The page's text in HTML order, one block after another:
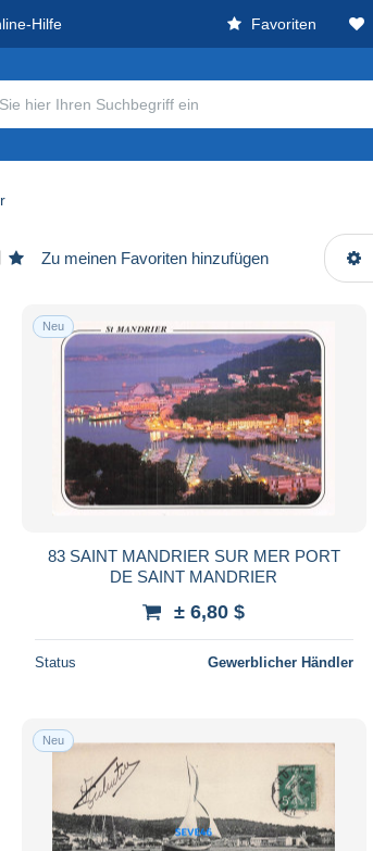
Hilfe Favoriten
Zu meinen Favoriten hinzufügen
Neu
83 SAINT MANDRIER SUR MER PORT
DE SAINT MANDRIER
± 6,80 $
Status Gewerblicher Händler
Neu